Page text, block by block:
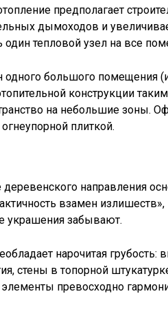
предполагает
дымоходов и
тепловой узел на все
большого помещения
конструкции
на небольшие зоны.
плиткой.
направления
взамен излишеств»,
украшения забывают.
нарочитая грубость:
стены в топорной
превосходно